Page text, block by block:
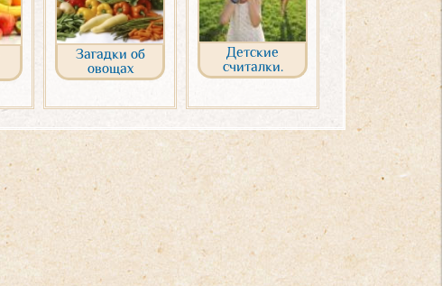
Загадки об
овощах
Детские
считалки.
Постоянно
коллекция